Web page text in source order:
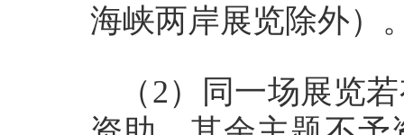
海峡两岸展览除外）
（2）同一场展览